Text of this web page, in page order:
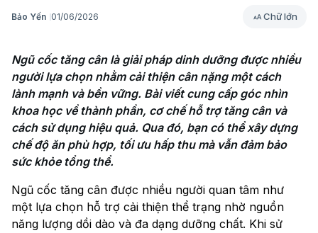
Bảo Yến 01/06/2026 Chữ lớn
Chữ lớn
Ngũ cốc tăng cân là giải pháp dinh dưỡng được nhiều
người lựa chọn nhằm cải thiện cân nặng một cách
lành mạnh và bền vững. Bài viết cung cấp góc nhìn
khoa học về thành phần, cơ chế hỗ trợ tăng cân và
cách sử dụng hiệu quả. Qua đó, bạn có thể xây dựng
chế độ ăn phù hợp, tối ưu hấp thu mà vẫn đảm bảo
sức khỏe tổng thể.
Ngũ cốc tăng cân được nhiều người quan tâm như
một lựa chọn hỗ trợ cải thiện thể trạng nhờ nguồn
năng lượng dồi dào và đa dạng dưỡng chất. Khi sử